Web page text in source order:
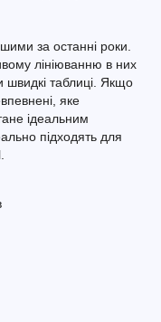
за останні роки.
лініюванню в них
швидкі таблиці. Якщо
яке
ідеальним
підходять для